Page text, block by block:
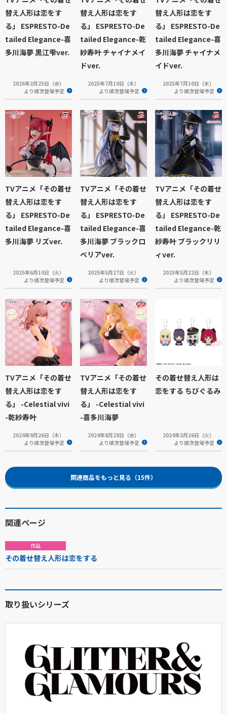
替え人形は恋をす
る」 ESPRESTO-De
tailed Elegance-喜
多川海夢 黒江雫ver.
2026年2月25日（水）
より順次登場予定
替え人形は恋をす
る」 ESPRESTO-De
tailed Elegance-乾
紗寿叶 チャイナメイ
ドver.
2025年7月10日（木）
より順次登場予定
替え人形は恋をす
る」 ESPRESTO-De
tailed Elegance-喜
多川海夢 チャイナメ
イドver.
2025年7月10日（木）
より順次登場予定
TVアニメ「その着せ
替え人形は恋をす
る」 ESPRESTO-De
tailed Elegance-喜
多川海夢 リズver.
2025年6月10日（火）
より順次登場予定
TVアニメ「その着せ
替え人形は恋をす
る」 ESPRESTO-De
tailed Elegance-喜
多川海夢 ブラックロ
ベリアver.
2025年5月27日（火）
より順次登場予定
TVアニメ「その着せ
替え人形は恋をす
る」 ESPRESTO-De
tailed Elegance-乾
紗寿叶 ブラックリリ
ィver.
2025年5月22日（木）
より順次登場予定
TVアニメ「その着せ
替え人形は恋をす
る」 -Celestial vivi
-乾紗寿叶
2024年9月26日（木）
より順次登場予定
TVアニメ「その着せ
替え人形は恋をす
る」 -Celestial vivi
-喜多川海夢
2024年8月28日（水）
より順次登場予定
その着せ替え人形は
恋をする ちびぐるみ
2024年3月26日（火）
より順次登場予定
関連商品をもっと見る（15件）
関連ページ
作品
その着せ替え人形は恋をする
取り扱いシリーズ